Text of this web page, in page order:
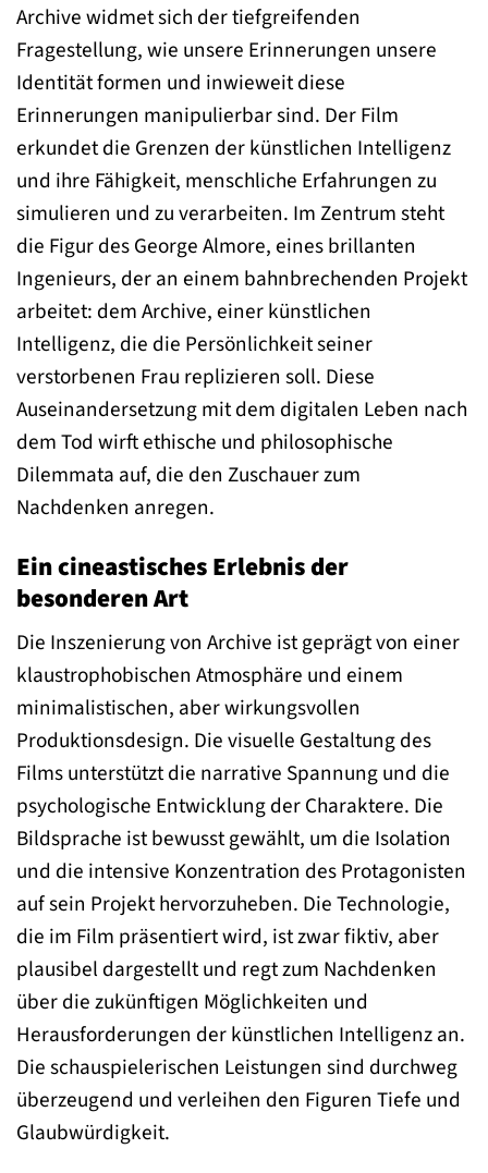
Archive widmet sich der tiefgreifenden
Fragestellung, wie unsere Erinnerungen unsere
Identität formen und inwieweit diese
Erinnerungen manipulierbar sind. Der Film
erkundet die Grenzen der künstlichen Intelligenz
und ihre Fähigkeit, menschliche Erfahrungen zu
simulieren und zu verarbeiten. Im Zentrum steht
die Figur des George Almore, eines brillanten
Ingenieurs, der an einem bahnbrechenden Projekt
arbeitet: dem Archive, einer künstlichen
Intelligenz, die die Persönlichkeit seiner
verstorbenen Frau replizieren soll. Diese
Auseinandersetzung mit dem digitalen Leben nach
dem Tod wirft ethische und philosophische
Dilemmata auf, die den Zuschauer zum
Nachdenken anregen.
Ein cineastisches Erlebnis der
besonderen Art
Die Inszenierung von Archive ist geprägt von einer
klaustrophobischen Atmosphäre und einem
minimalistischen, aber wirkungsvollen
Produktionsdesign. Die visuelle Gestaltung des
Films unterstützt die narrative Spannung und die
psychologische Entwicklung der Charaktere. Die
Bildsprache ist bewusst gewählt, um die Isolation
und die intensive Konzentration des Protagonisten
auf sein Projekt hervorzuheben. Die Technologie,
die im Film präsentiert wird, ist zwar fiktiv, aber
plausibel dargestellt und regt zum Nachdenken
über die zukünftigen Möglichkeiten und
Herausforderungen der künstlichen Intelligenz an.
Die schauspielerischen Leistungen sind durchweg
überzeugend und verleihen den Figuren Tiefe und
Glaubwürdigkeit.